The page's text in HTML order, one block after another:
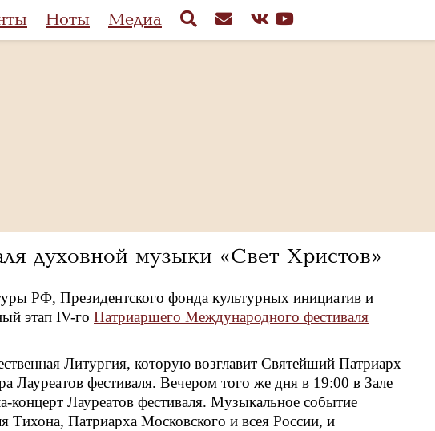
Ноты Медиа
духовной музыки «Свет Христов»
РФ, Президентского фонда культурных инициатив и
этап IV-го Патриаршего Международного фестиваля
Литургия, которую возглавит Святейший Патриарх
Лауреатов фестиваля. Вечером того же дня в 19:00 в Зале
Лауреатов фестиваля. Музыкальное событие
Тихона, Патриарха Московского и всея России, и